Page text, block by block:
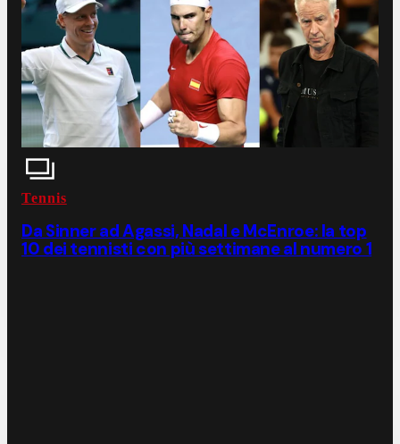
Tennis
Da Sinner ad Agassi, Nadal e McEnroe: la top
10 dei tennisti con più settimane al numero 1